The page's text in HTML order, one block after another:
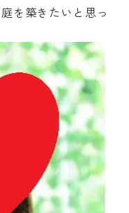
を築きたいと思っ